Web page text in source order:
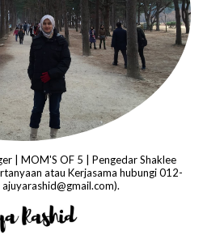
| MOM'S OF 5 | Pengedar Shaklee
atau Kerjasama hubungi 012-